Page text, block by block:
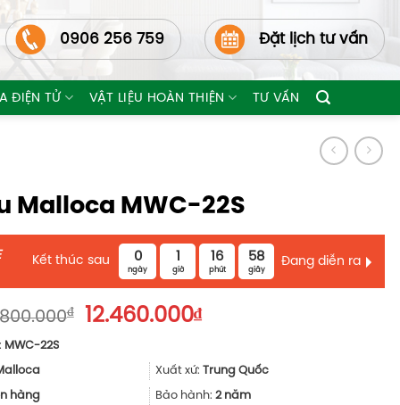
0906 256 759 Đặt lịch tư vấn
ĐIỆN TỬ VẬT LIỆU HOÀN THIỆN TƯ VẤN
Malloca MWC-22S
Kết thúc sau 0
ngày
1
giờ
16
phút
56
giây
Đang diễn ra
₫
Giá
17.800.000₫.
12.460.000₫Giá
là:
12.460.000₫.
MWC-22S
Xuất xứ: Trung Quốc
hàng Bảo hành: 2 năm